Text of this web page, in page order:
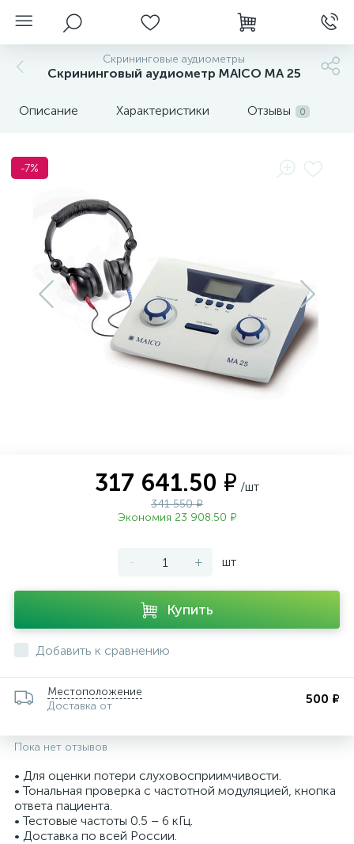
Скрининговые аудиометры
Скрининговый аудиометр MAICO МА 25
Описание Характеристики Отзывы 0
-7%
317 641.50 ₽ /шт
341 550 ₽
Экономия 23 908.50 ₽
- + шт
Купить
Добавить к сравнению
Местоположение
Доставка от
500 ₽
Пока нет отзывов
• Для оценки потери слуховосприимчивости.
• Тональная проверка с частотной модуляцией, кнопка
ответа пациента.
• Тестовые частоты 0.5 – 6 кГц.
• Доставка по всей России.